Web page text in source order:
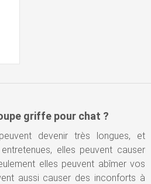
griffe pour chat ?
devenir très longues, et
elles peuvent causer
elles peuvent abîmer vos
aussi causer des inconforts à